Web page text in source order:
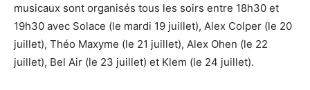
musicaux sont organisés tous les soirs entre 18h30 et
19h30 avec Solace (le mardi 19 juillet), Alex Colper (le 20
juillet), Théo Maxyme (le 21 juillet), Alex Ohen (le 22
juillet), Bel Air (le 23 juillet) et Klem (le 24 juillet).